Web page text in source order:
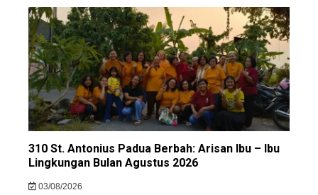
310 St. Antonius Padua Berbah: Arisan Ibu – Ibu
Lingkungan Bulan Agustus 2026
03/08/2026